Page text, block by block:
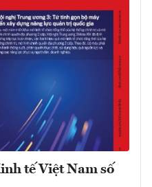
tế Việt Nam số